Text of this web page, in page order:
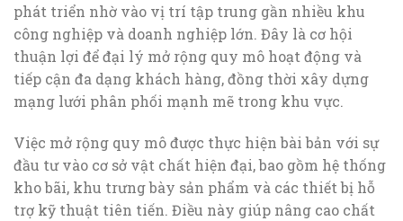
phát triển nhờ vào vị trí tập trung gần nhiều khu
công nghiệp và doanh nghiệp lớn. Đây là cơ hội
thuận lợi để đại lý mở rộng quy mô hoạt động và
tiếp cận đa dạng khách hàng, đồng thời xây dựng
mạng lưới phân phối mạnh mẽ trong khu vực.
Việc mở rộng quy mô được thực hiện bài bản với sự
đầu tư vào cơ sở vật chất hiện đại, bao gồm hệ thống
kho bãi, khu trưng bày sản phẩm và các thiết bị hỗ
trợ kỹ thuật tiên tiến. Điều này giúp nâng cao chất